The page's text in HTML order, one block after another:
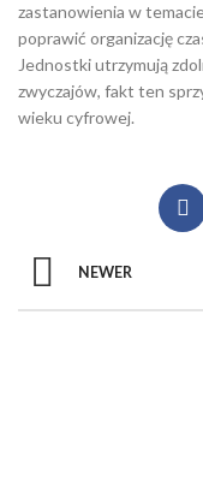
zastanowienia w
poprawić organizację
Jednostki utrzymują
zwyczajów, fakt ten
wieku cyfrowej.
NEWER